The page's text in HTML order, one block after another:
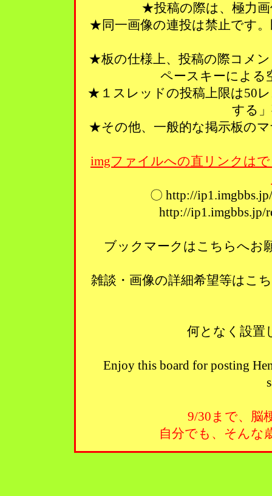
★投稿の際は、極力
★同一画像の連投は禁止です
★板の仕様上、投稿の際コメ
ペースキーによる
★１スレッドの投稿上限は50
する
★その他、一般的な掲示板の
imgファイルへの直リンクは
〇 http://
http://
ブックマークはこちらへ
雑談・画像の詳細希望等は
何となく設
Enjoy this board for posting
9/30まで、脳
自分でも、そんな